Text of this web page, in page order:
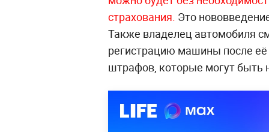
страхования. Это
Также владелец автомобиля
регистрацию машины после
штрафов, которые могут быть